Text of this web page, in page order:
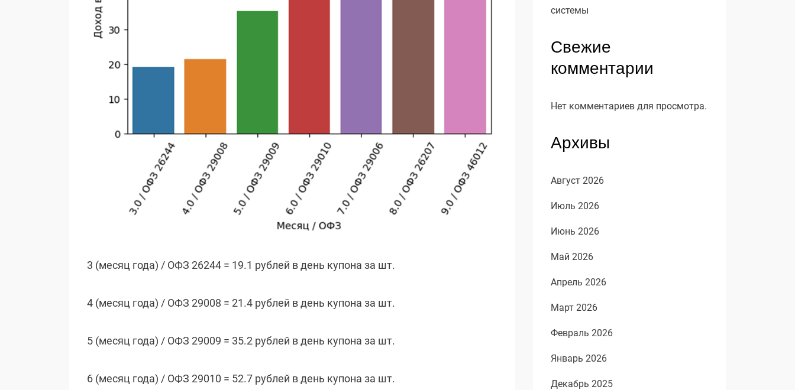
3 (месяц года) / ОФЗ 26244 = 19.1 рублей в день купона за шт.
4 (месяц года) / ОФЗ 29008 = 21.4 рублей в день купона за шт.
5 (месяц года) / ОФЗ 29009 = 35.2 рублей в день купона за шт.
6 (месяц года) / ОФЗ 29010 = 52.7 рублей в день купона за шт.
системы
Свежие
комментарии
Нет комментариев для просмотра.
Архивы
Август 2026
Июль 2026
Июнь 2026
Май 2026
Апрель 2026
Март 2026
Февраль 2026
Январь 2026
Декабрь 2025